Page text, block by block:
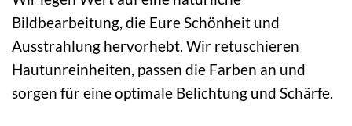
Bildbearbeitung, die Eure Schönheit und
Ausstrahlung hervorhebt. Wir retuschieren
Hautunreinheiten, passen die Farben an und
sorgen für eine optimale Belichtung und Schärfe.